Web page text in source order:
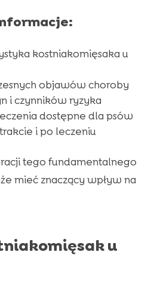
psów po diagnozie
pytania o
u psów
nadzieje
kostniakomięsaka u
objawów choroby
i czynników ryzyka
dostępne dla psów
i po leczeniu
tego fundamentalnego
mieć znaczący wpływ na
u